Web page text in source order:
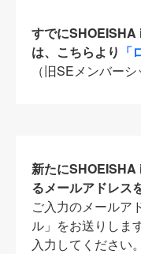
すでにSHOEISHA
は、こちらより 「
（旧SEメンバー
新たにSHOEISHA
るメールアドレス
ご入力のメールア
ル」をお送りしま
入力してください。